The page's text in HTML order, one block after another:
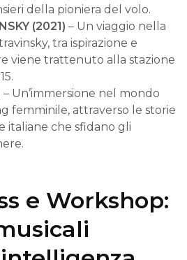
della pioniera del volo.
(2021) – Un viaggio nella
tra ispirazione e
viene trattenuto alla stazione
– Un’immersione nel mondo
femminile, attraverso le storie
italiane che sfidano gli
e Workshop: